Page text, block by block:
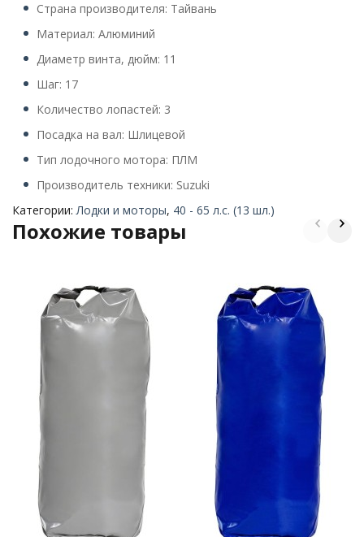
Страна производителя: Тайвань
Материал: Алюминий
Диаметр винта, дюйм: 11
Шаг: 17
Количество лопастей: 3
Посадка на вал: Шлицевой
Тип лодочного мотора: ПЛМ
Производитель техники: Suzuki
Категории:Лодки и моторы, 40 - 65 л.с. (13 шл.)
Похожие товары